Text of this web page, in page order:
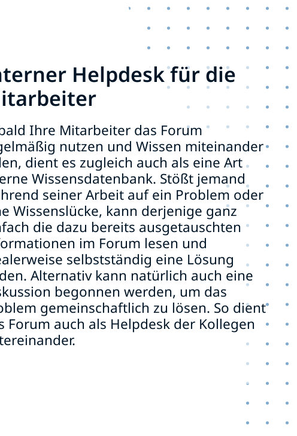
Helpdesk für die
Ihre Mitarbeiter das Forum
nutzen und Wissen miteinander
dient es zugleich auch als eine Art
Wissensdatenbank. Stößt jemand
seiner Arbeit auf ein Problem oder
Wissenslücke, kann derjenige ganz
die dazu bereits ausgetauschten
im Forum lesen und
selbstständig eine Lösung
Alternativ kann natürlich auch eine
begonnen werden, um das
gemeinschaftlich zu lösen. So dient
Forum auch als Helpdesk der Kollegen